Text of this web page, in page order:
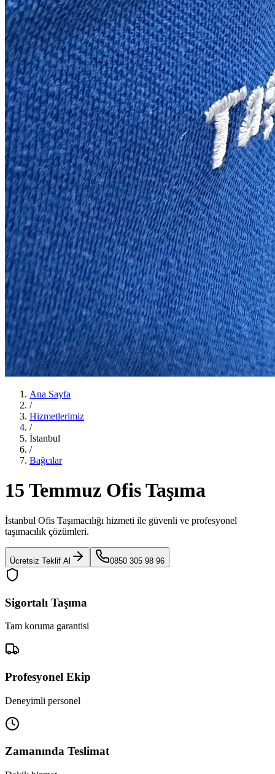
Ana Sayfa
/
Hizmetlerimiz
/
İstanbul
/
Bağcılar
15 Temmuz Ofis Taşıma
İstanbul Ofis Taşımacılığı hizmeti ile güvenli ve profesyonel
taşımacılık çözümleri.
Ücretsiz Teklif Al 0850 305 98 96
Sigortalı Taşıma
Tam koruma garantisi
Profesyonel Ekip
Deneyimli personel
Zamanında Teslimat